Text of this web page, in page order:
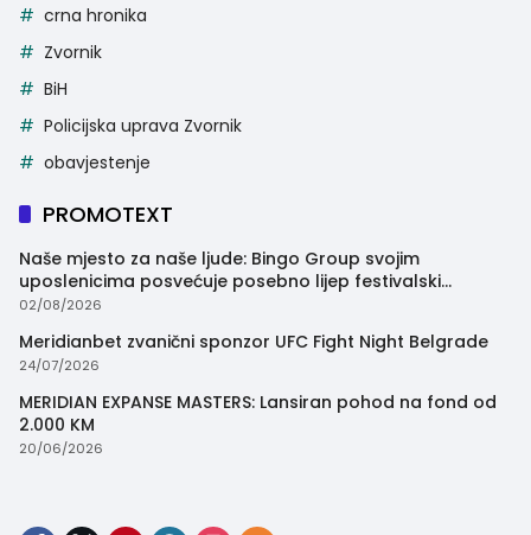
crna hronika
Zvornik
BiH
Policijska uprava Zvornik
obavjestenje
PROMOTEXT
Naše mjesto za naše ljude: Bingo Group svojim
uposlenicima posvećuje posebno lijep festivalski
trenutak
02/08/2026
Meridianbet zvanični sponzor UFC Fight Night Belgrade
24/07/2026
MERIDIAN EXPANSE MASTERS: Lansiran pohod na fond od
2.000 KM
20/06/2026